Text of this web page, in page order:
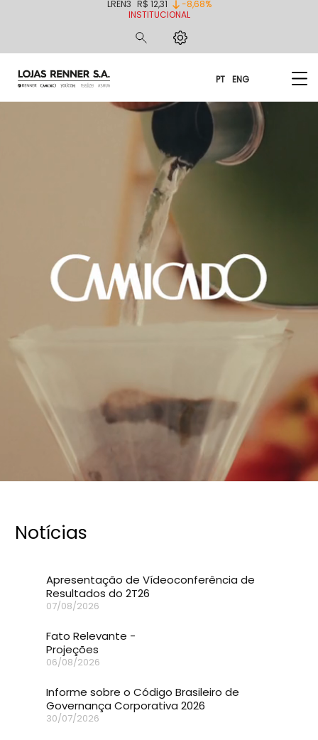
LREN3 R$ 12,31
-8,68%
INSTITUCIONAL
PT ENG
Notícias
Apresentação de Vídeoconferência de
Resultados do 2T26
07/08/2026
Fato Relevante -
Projeções
06/08/2026
Informe sobre o Código Brasileiro de
Governança Corporativa 2026
30/07/2026